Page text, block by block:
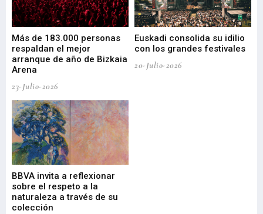
Más de 183.000 personas
respaldan el mejor
arranque de año de Bizkaia
Arena
23-Julio-2026
Euskadi consolida su idilio
con los grandes festivales
20-Julio-2026
BBVA invita a reflexionar
sobre el respeto a la
naturaleza a través de su
colección